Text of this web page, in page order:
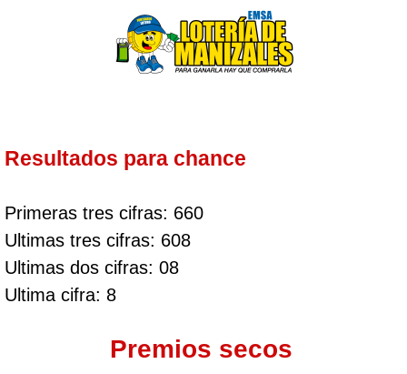
Resultados para chance
Primeras tres cifras: 660
Ultimas tres cifras: 608
Ultimas dos cifras: 08
Ultima cifra: 8
Premios secos